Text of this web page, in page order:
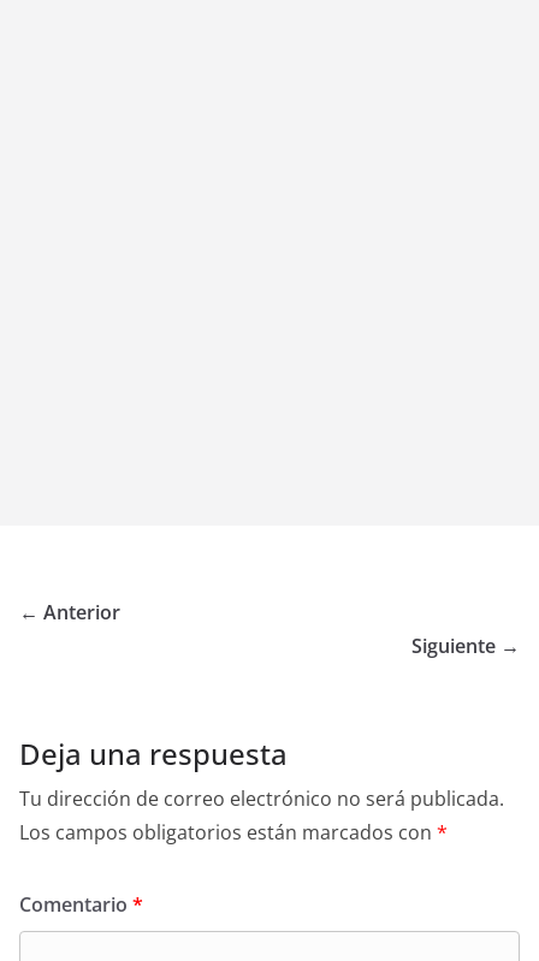
← Anterior
Siguiente →
Deja una respuesta
Tu dirección de correo electrónico no será publicada.
Los campos obligatorios están marcados con *
Comentario *